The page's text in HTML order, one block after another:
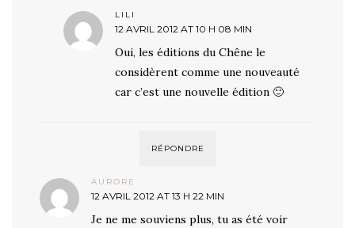
LILI
12 AVRIL 2012 AT 10 H 08 MIN
Oui, les éditions du Chêne le
considèrent comme une nouveauté
car c’est une nouvelle édition 🙂
RÉPONDRE
AURORE
12 AVRIL 2012 AT 13 H 22 MIN
Je ne me souviens plus, tu as été voir